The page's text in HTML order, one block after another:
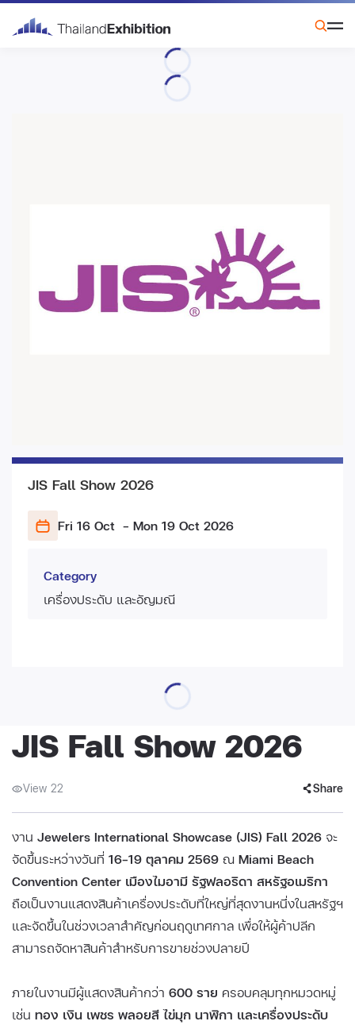
JIS Fall Show 2026
Fri 16 Oct - Mon 19 Oct 2026
Category
เครื่องประดับ และอัญมณี
JIS Fall Show 2026
View 22 Share
งาน Jewelers International Showcase (JIS) Fall 2026 จะ
จัดขึ้นระหว่างวันที่ 16–19 ตุลาคม 2569 ณ Miami Beach
Convention Center เมืองไมอามี รัฐฟลอริดา สหรัฐอเมริกา
ถือเป็นงานแสดงสินค้าเครื่องประดับที่ใหญ่ที่สุดงานหนึ่งในสหรัฐฯ
และจัดขึ้นในช่วงเวลาสำคัญก่อนฤดูเทศกาล เพื่อให้ผู้ค้าปลีก
สามารถจัดหาสินค้าสำหรับการขายช่วงปลายปี
ภายในงานมีผู้แสดงสินค้ากว่า 600 ราย ครอบคลุมทุกหมวดหมู่
เช่น ทอง เงิน เพชร พลอยสี ไข่มุก นาฬิกา และเครื่องประดับ